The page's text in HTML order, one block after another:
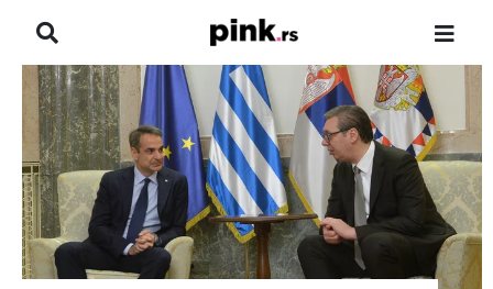
NASLOVNA
VESTI
ZADRUGA
SHOWBIZ